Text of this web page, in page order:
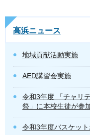
高浜ニュース
地域貢献活動実施
AED講習会実施
令和3年度 「チャリ
祭」に本校生徒が参
令和3年度バスケッ